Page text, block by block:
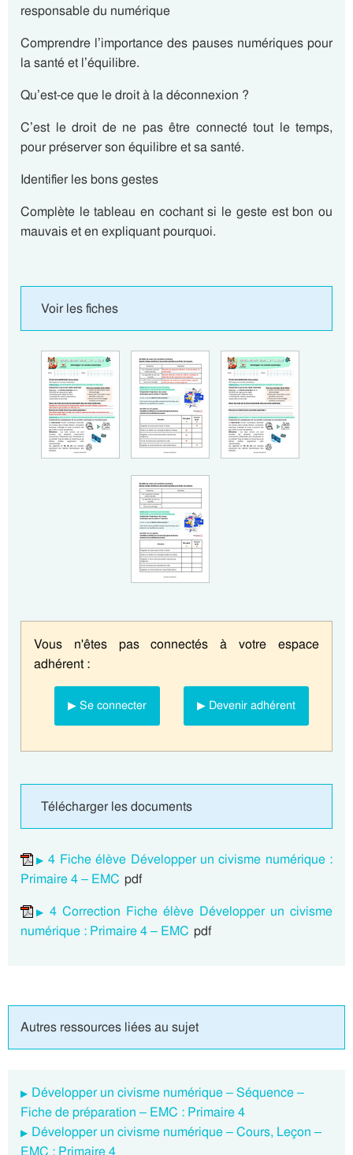
responsable du numérique
Comprendre l’importance des pauses numériques pour
la santé et l’équilibre.
Qu’est-ce que le droit à la déconnexion ?
C’est le droit de ne pas être connecté tout le temps,
pour préserver son équilibre et sa santé.
Identifier les bons gestes
Complète le tableau en cochant si le geste est bon ou
mauvais et en expliquant pourquoi.
Voir les fiches
Vous n'êtes pas connectés à votre espace
adhérent :
▶ Se connecter ▶ Devenir adhérent
Télécharger les documents
4 Fiche élève Développer un civisme numérique :
Primaire 4 – EMC pdf
4 Correction Fiche élève Développer un civisme
numérique : Primaire 4 – EMC pdf
Autres ressources liées au sujet
Développer un civisme numérique – Séquence –
Fiche de préparation – EMC : Primaire 4
Développer un civisme numérique – Cours, Leçon –
EMC : Primaire 4